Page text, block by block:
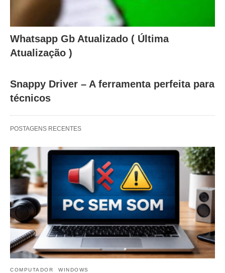
Whatsapp Gb Atualizado ( Última
Atualização )
Snappy Driver – A ferramenta perfeita para
técnicos
POSTAGENS RECENTES
COMPUTADOR WINDOWS